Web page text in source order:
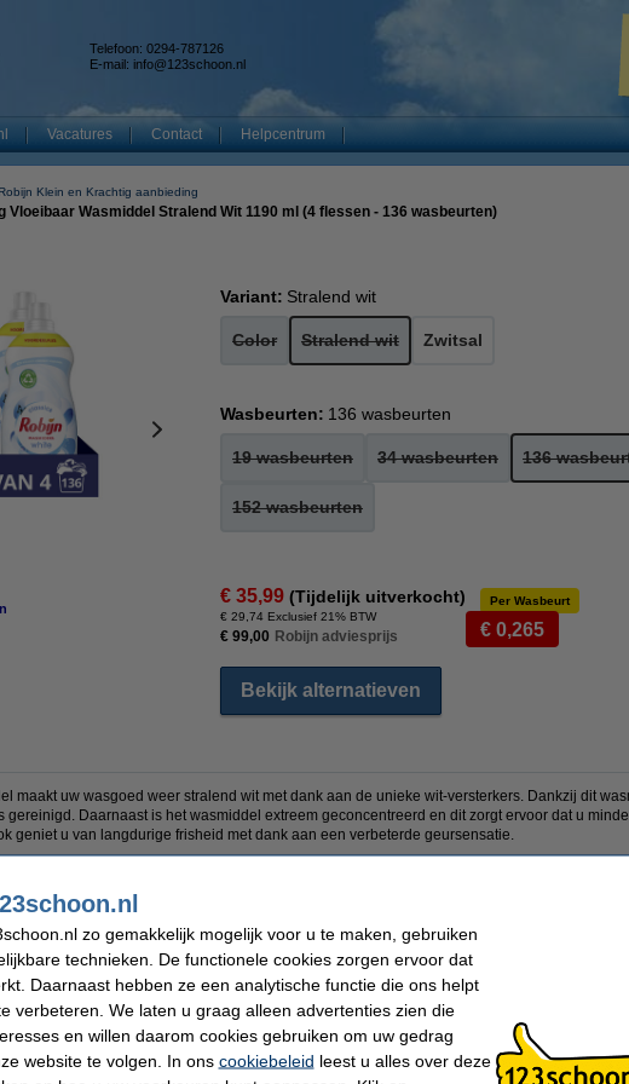
Telefoon: 0294-787126
E-mail: info@123schoon.nl
Vacatures Contact Helpcentrum
Robijn Klein en Krachtig aanbieding
Wasmiddel Stralend Wit 1190 ml (4 flessen - 136 wasbeurten)
Variant: Stralend wit
Color Stralend wit Zwitsal
Wasbeurten: 136 wasbeurten
19 wasbeurten 34 wasbeurten 136
152 wasbeurten
€ 35,99 (Tijdelijk uitverkocht)
€ 29,74 Exclusief 21% BTW
€ 99,00 Robijn adviesprijs
Per Wasbeurt
€ 0,265
Bekijk alternatieven
maakt uw wasgoed weer stralend wit met dank aan de unieke wit-versterkers. Dankzij dit
gereinigd. Daarnaast is het wasmiddel extreem geconcentreerd en dit zorgt ervoor dat u
geniet u van langdurige frisheid met dank aan een verbeterde geursensatie.
Elke fles bevat 1190 ml aan wasmiddel met frisse geur, goed voor 34 wasbeurten. Dankzij
is het wasmiddel makkelijk in gebruik. De fles is 100% recyclebaar.
i.v.m. overgang verpakking.
Inhoud:
1.190 ml
Gewicht:
1.190 g
Toepassing:
Textiel
Aantal:
4 stuks
zo gemakkelijk mogelijk voor u te maken, gebruiken
technieken. De functionele cookies zorgen ervoor dat
Daarnaast hebben ze een analytische functie die ons helpt
verbeteren. We laten u graag alleen advertenties zien die
en willen daarom cookies gebruiken om uw gedrag
website te volgen. In ons cookiebeleid leest u alles over deze